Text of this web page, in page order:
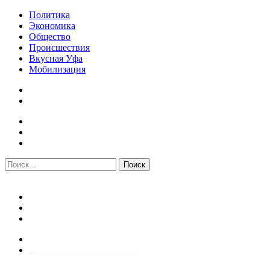
Политика
Экономика
Общество
Происшествия
Вкусная Уфа
Мобилизация